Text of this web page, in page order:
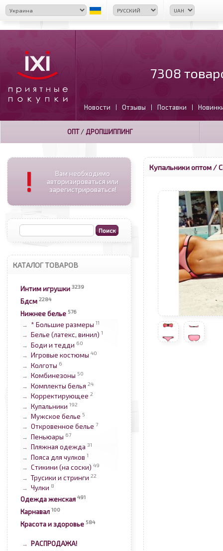
7308
Новости | Отзывы | Поставки |
ОПТ/ ДРОПШИППИНГ
!
Вам необходимо
авторизироваться или
зарегистрироваться!
КАТАЛОГ ТОВАРОВ
Интим игрушки 3239
Бдсм 2284
Нижнее белье 576
→ * Большие размеры 11
→ Белье (латекс, винил) 1
→ Боди и тедди 60
→ Игровые костюмы 40
→ Колготы 6
→ Комбинезоны 50
→ Комплекты белья 24
→ Корректирующее 2
→ Купальники 192
→ Мужское белье 5
→ Откровенное белье 7
→ Пеньюары 67
→ Пляжная одежда 31
→ Пояса для чулков 1
→ Стикини (на соски) 49
→ Трусики и стринги 22
→ Чулки 8
Одежда женская 491
Карнавал 100
Красота и здоровье 584
→ РАСПРОДАЖА!
Купальники оптом/